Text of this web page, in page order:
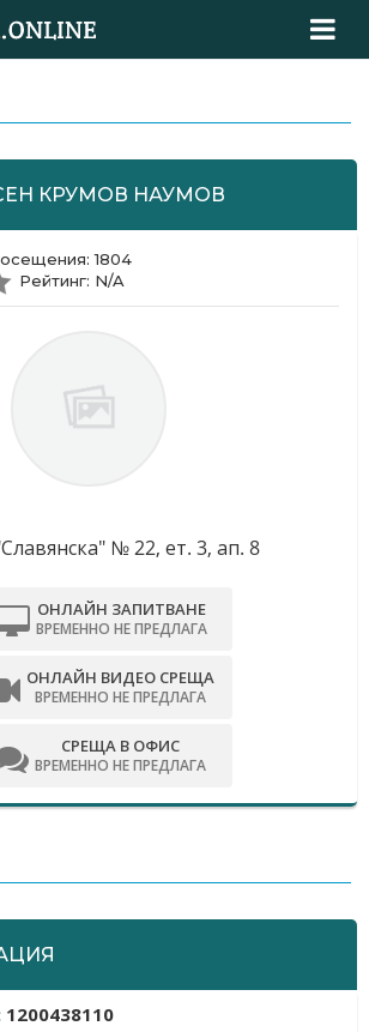
КРУМОВ НАУМОВ
1804
Рейтинг: N/A
№ 22, ет. 3, ап. 8
ОНЛАЙН ЗАПИТВАНЕ
ВРЕМЕННО НЕ ПРЕДЛАГА
ОНЛАЙН ВИДЕО СРЕЩА
ВРЕМЕННО НЕ ПРЕДЛАГА
СРЕЩА В ОФИС
ВРЕМЕННО НЕ ПРЕДЛАГА
1200438110